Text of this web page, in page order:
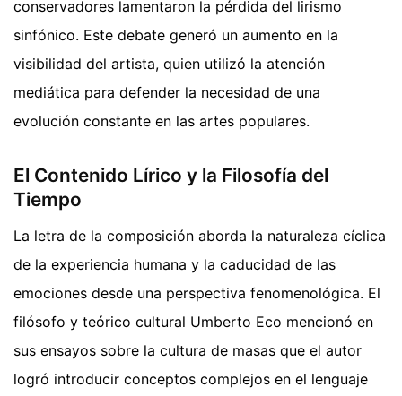
conservadores lamentaron la pérdida del lirismo
sinfónico. Este debate generó un aumento en la
visibilidad del artista, quien utilizó la atención
mediática para defender la necesidad de una
evolución constante en las artes populares.
El Contenido Lírico y la Filosofía del
Tiempo
La letra de la composición aborda la naturaleza cíclica
de la experiencia humana y la caducidad de las
emociones desde una perspectiva fenomenológica. El
filósofo y teórico cultural Umberto Eco mencionó en
sus ensayos sobre la cultura de masas que el autor
logró introducir conceptos complejos en el lenguaje